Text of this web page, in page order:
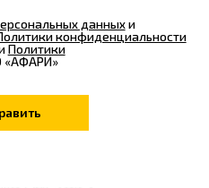
данныхи
конфиденциальности
Политики